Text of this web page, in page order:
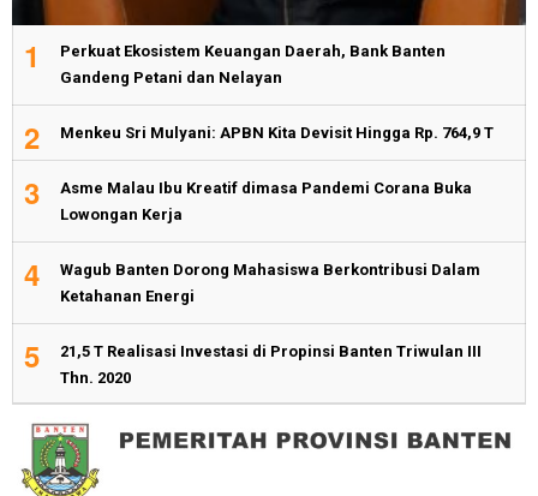
1
Perkuat Ekosistem Keuangan Daerah, Bank Banten
Gandeng Petani dan Nelayan
2 Menkeu Sri Mulyani: APBN Kita Devisit Hingga Rp. 764,9 T
3
Asme Malau Ibu Kreatif dimasa Pandemi Corana Buka
Lowongan Kerja
4
Wagub Banten Dorong Mahasiswa Berkontribusi Dalam
Ketahanan Energi
5
21,5 T Realisasi Investasi di Propinsi Banten Triwulan III
Thn. 2020